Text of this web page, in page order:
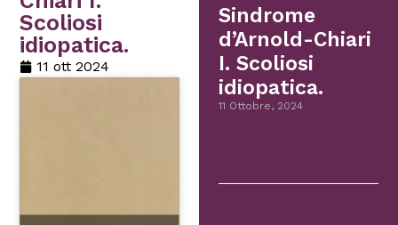
Scoliosi
idiopatica.
11 ott 2024
Sindrome
d’Arnold-Chiari
I. Scoliosi
idiopatica.
11 Ottobre, 2024